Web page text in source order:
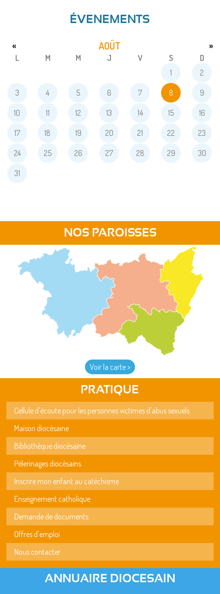
ÉVENEMENTS
AOÛT
« »
L M M J V S
D
1
2
3 4 5 6 7 8 9
10 11 12 13 14 15 16
17 18 19 20 21 22 23
24 25 26 27 28 29 30
31
NOS PAROISSES
Voir la carte >
PRATIQUE
Cellule d'écoute pour les personnes victimes d'abus sexuels
Maison diocésaine
Bibliothèque diocésaine
Pèlerinages diocésains
Inscrire mon enfant au catéchisme
Enseignement catholique
Demande de documents
Offres d'emploi
Nous contacter
ANNUAIRE DIOCESAIN